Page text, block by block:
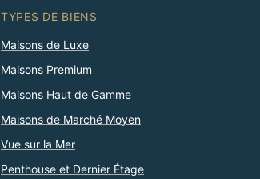
TYPES DE BIENS
Maisons de Luxe
Maisons Premium
Maisons Haut de Gamme
Maisons de Marché Moyen
Vue sur la Mer
Penthouse et Dernier Étage